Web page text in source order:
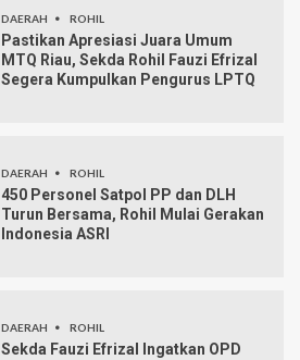
DAERAH ROHIL
Pastikan Apresiasi Juara Umum
MTQ Riau, Sekda Rohil Fauzi Efrizal
Segera Kumpulkan Pengurus LPTQ
DAERAH ROHIL
450 Personel Satpol PP dan DLH
Turun Bersama, Rohil Mulai Gerakan
Indonesia ASRI
DAERAH ROHIL
Sekda Fauzi Efrizal Ingatkan OPD